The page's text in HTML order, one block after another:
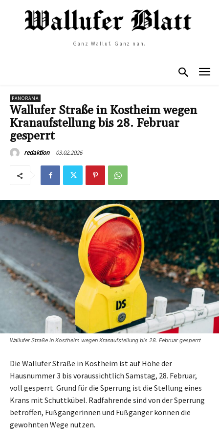
Ganz Walluf. Ganz nah.
PANORAMA
Wallufer Straße in Kostheim wegen
Kranaufstellung bis 28. Februar
gesperrt
redaktion 03.02.2026
Wallufer Straße in Kostheim wegen Kranaufstellung bis 28. Februar gesperrt
Die Wallufer Straße in Kostheim ist auf Höhe der
Hausnummer 3 bis voraussichtlich Samstag, 28. Februar,
voll gesperrt. Grund für die Sperrung ist die Stellung eines
Krans mit Schuttkübel. Radfahrende sind von der Sperrung
betroffen, Fußgängerinnen und Fußgänger können die
gewohnten Wege nutzen.